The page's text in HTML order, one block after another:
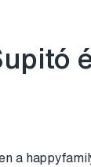
a